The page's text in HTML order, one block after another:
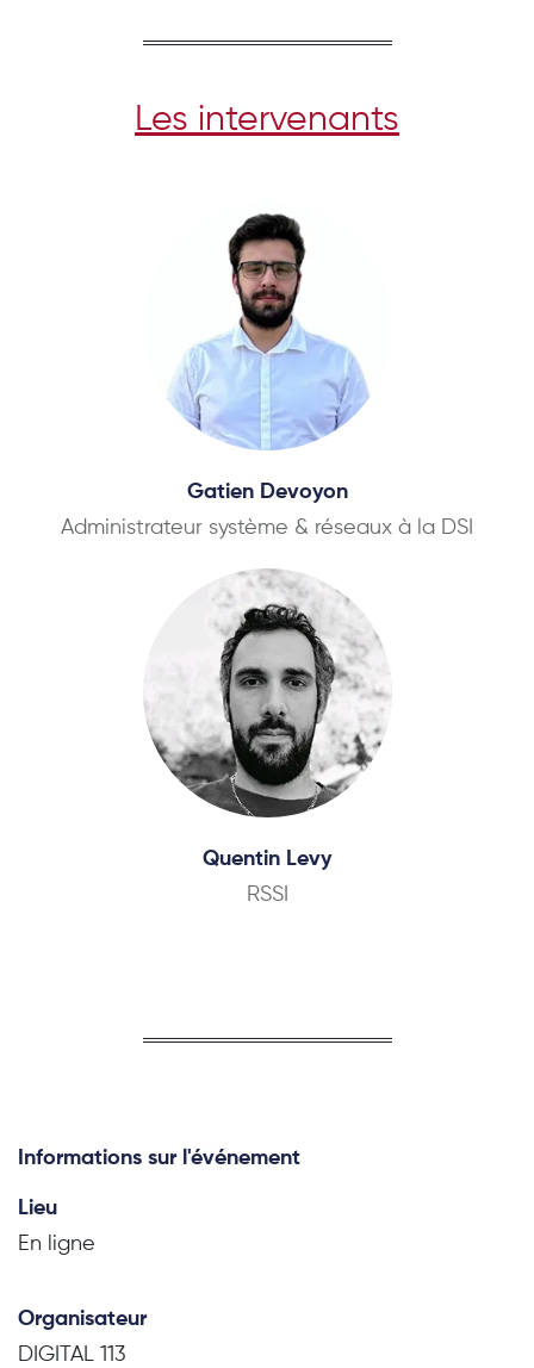
Les intervenants
Gatien Devoyon
Administrateur système & réseaux à la DSI
Quentin Levy
RSSI
Informations sur l'événement
Lieu
En ligne
Organisateur
DIGITAL 113